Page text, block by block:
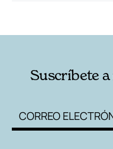
Suscríbete